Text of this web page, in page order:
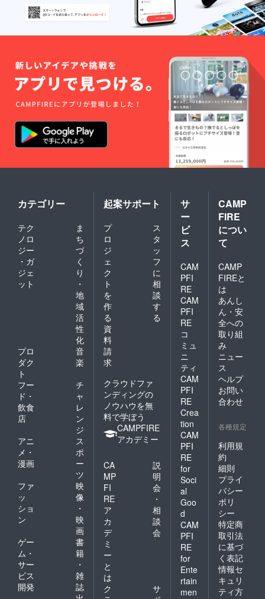
料で対
応する
ためお
得な
いま
す。
カテゴリー
テク
ノロ
ジー
・ガ
ジェ
ット
ま
ち
づ
く
り
・
地
域
活
性
化
プロ
ダク
ト
音
楽
フー
ド・
飲食
店
チ
ャ
レ
ン
ジ
アニ
メ・
漫画
ス
ポ
ー
ツ
ファ
ッ
ショ
ン
映
像
・
映
画
ゲー
ム・
サー
ビス
開発
書
籍
・
雑
誌
起案サポート
プ
ロ
ジ
ェ
ク
ト
を
作
る
ス
タ
ッ
フ
に
相
談
す
る
資
料
請
求
クラウドファ
ンディングの
ノウハウを無
料で学ぼう
CAMPFIRE
アカデミー
CA
MP
FI
RE
ア
カ
デ
ミ
ー
と
は
説
明
会
・
相
談
会
ク
サ
サ
ー
ビ
ス
CAM
PFI
RE
CAM
PFI
RE
コ
ミュ
ニ
ティ
CAM
PFI
RE
Crea
tion
CAM
PFI
RE
for
Soci
al
Goo
d
CAM
PFI
RE
for
Ente
rtain
men
CAMP
FIRE
につい
て
CAMP
FIREと
は
あんし
ん・安
全への
取り組
み
ニュー
ス
ヘルプ
お問い
合わせ
各種規定
利用規
約
細則
プライ
バシー
ポリ
シー
特定商
取引法
に基づ
く表記
情報セ
キュリ
ティ方